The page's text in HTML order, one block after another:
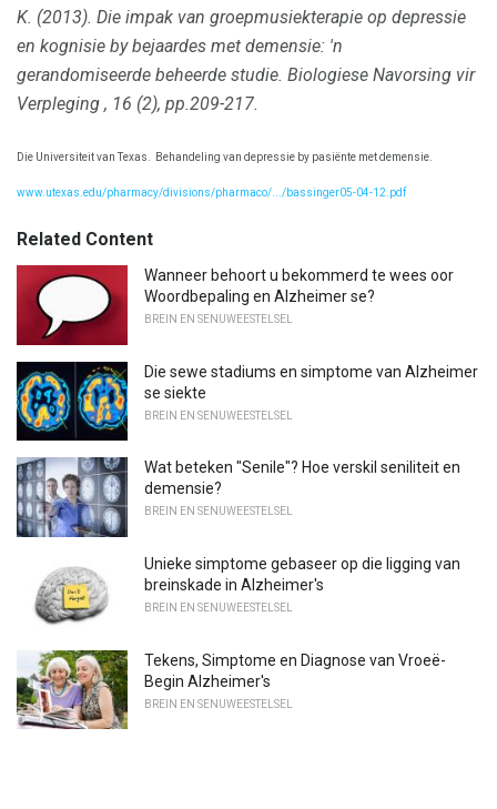
K. (2013). Die impak van groepmusiekterapie op depressie
en kognisie by bejaardes met demensie: 'n
gerandomiseerde beheerde studie. Biologiese Navorsing vir
Verpleging , 16 (2), pp.209-217.
Die Universiteit van Texas. Behandeling van depressie by pasiënte met demensie.
www.utexas.edu/pharmacy/divisions/pharmaco/.../bassinger05-04-12.pdf
Related Content
Wanneer behoort u bekommerd te wees oor
Woordbepaling en Alzheimer se?
BREIN EN SENUWEESTELSEL
Die sewe stadiums en simptome van Alzheimer
se siekte
BREIN EN SENUWEESTELSEL
Wat beteken "Senile"? Hoe verskil seniliteit en
demensie?
BREIN EN SENUWEESTELSEL
Unieke simptome gebaseer op die ligging van
breinskade in Alzheimer's
BREIN EN SENUWEESTELSEL
Tekens, Simptome en Diagnose van Vroeë-
Begin Alzheimer's
BREIN EN SENUWEESTELSEL